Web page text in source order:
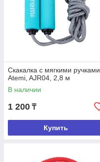
Скакалка с мягкими ручками
Atemi, AJR04, 2,8 м
В наличии
1 200 ₸
Купить